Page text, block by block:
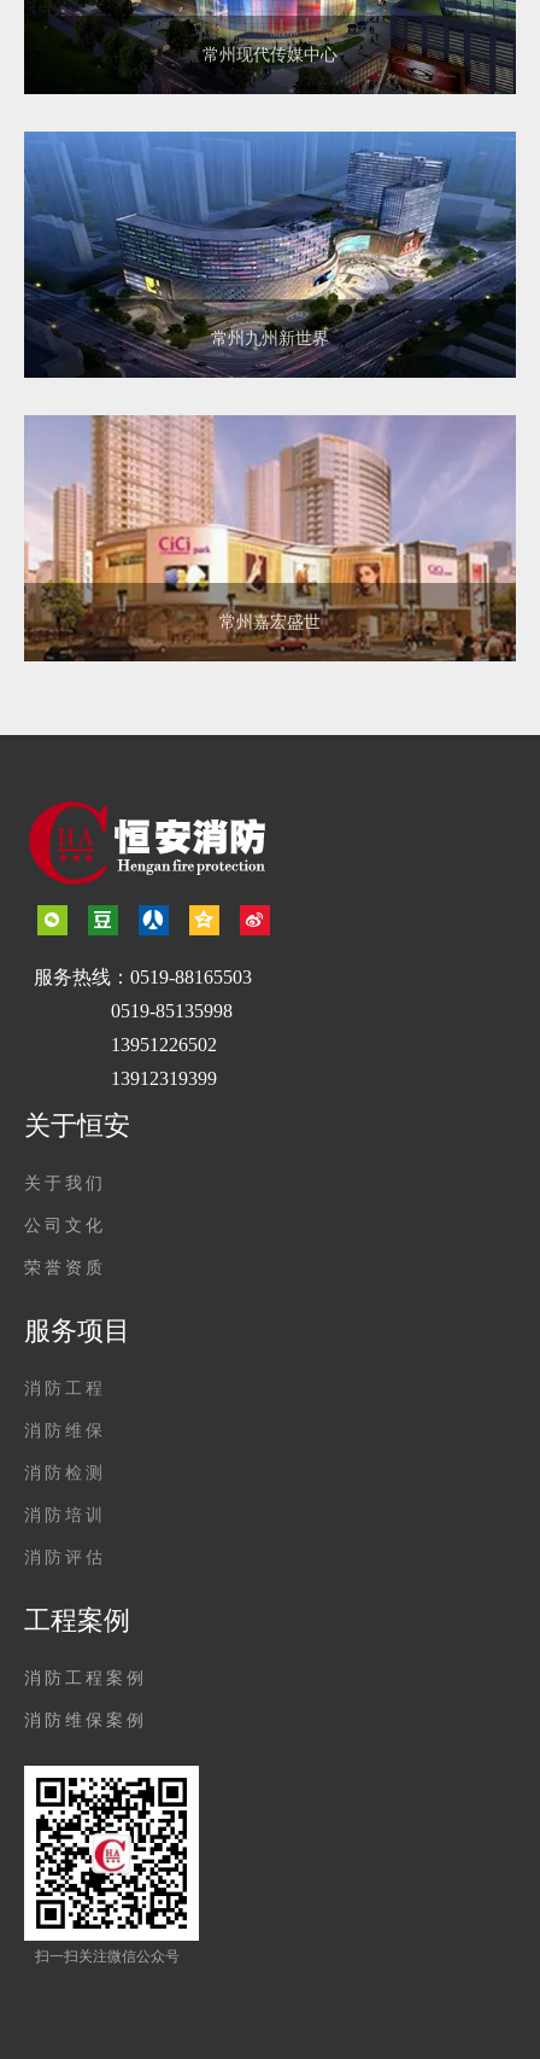
常州现代传媒中心
常州九州新世界
常州嘉宏盛世
服务热线：0519-88165503
0519-85135998
13951226502
13912319399
关于恒安
关于我们
公司文化
荣誉资质
服务项目
消防工程
消防维保
消防检测
消防培训
消防评估
工程案例
消防工程案例
消防维保案例
扫一扫关注微信公众号